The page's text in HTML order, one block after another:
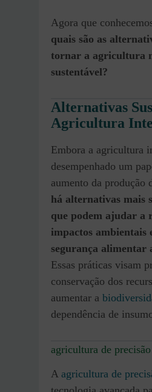
Agora que
quais são as
tornar a agricultura
sustentável?
Alternativas
Agricultura
Embora a agricultura
desempenhado um
aumento da produção
há alternativas mais
que podem ajudar a
impactos ambientais
segurança alimentar
Essas práticas visam
conservação dos
aumentar a
dependência de
agricultura de precisão
A agricultura de